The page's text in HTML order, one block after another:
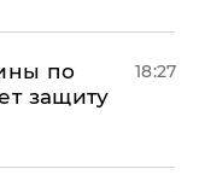
по
защиту
18:27